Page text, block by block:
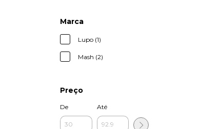
Marca
Lupo (1)
Mash (2)
Preço
De Até